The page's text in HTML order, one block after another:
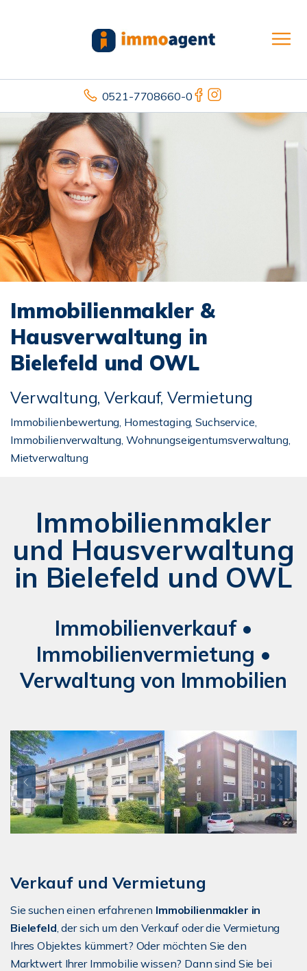
0521-7708660-0
Immobilienmakler &
Hausverwaltung in
Bielefeld und OWL
Verwaltung, Verkauf, Vermietung
Immobilienbewertung, Homestaging, Suchservice,
Immobilienverwaltung, Wohnungseigentumsverwaltung,
Mietverwaltung
Immobilienmakler
und Hausverwaltung
in Bielefeld und OWL
Immobilienverkauf •
Immobilienvermietung •
Verwaltung von Immobilien
Verkauf und Vermietung
Sie suchen einen erfahrenen Immobilienmakler in
Bielefeld, der sich um den Verkauf oder die Vermietung
Ihres Objektes kümmert? Oder möchten Sie den
Marktwert Ihrer Immobilie wissen? Dann sind Sie bei